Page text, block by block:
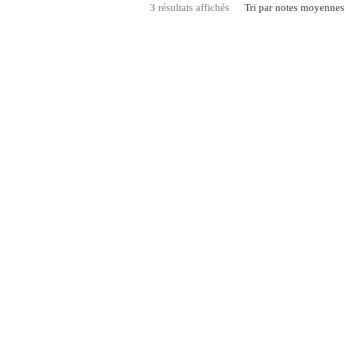
Tri par notes moyennes
3 résultats affichésTrié par note moyenne